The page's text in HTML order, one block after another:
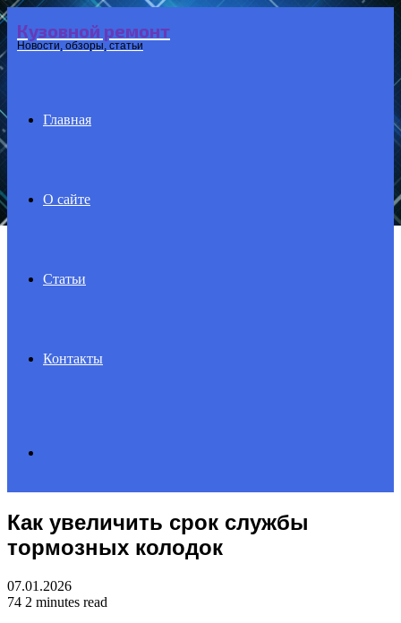
Menu
Кузовной ремонт
Новости, обзоры, статьи
Главная
О сайте
Статьи
Контакты
for
Как увеличить срок службы
тормозных колодок
07.01.2026
74 2 minutes read